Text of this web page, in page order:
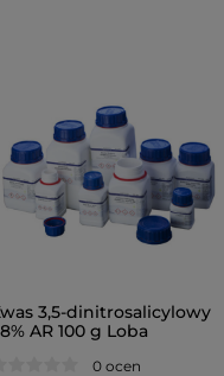
3,5-dinitrosalicylowy
AR 100 g Loba
0 ocen